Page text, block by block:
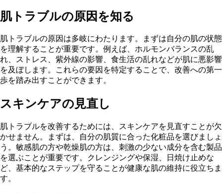
肌トラブルの原因を知る
肌トラブルの原因は多岐にわたります。まずは自分の肌の状態
を理解することが重要です。例えば、ホルモンバランスの乱
れ、ストレス、紫外線の影響、食生活の乱れなどが肌に悪影響
を及ぼします。これらの要因を特定することで、改善への第一
歩を踏み出すことができます。
スキンケアの見直し
肌トラブルを改善するためには、スキンケアを見直すことが欠
かせません。まずは、自分の肌質に合った化粧品を選びましょ
う。敏感肌の方や乾燥肌の方は、刺激の少ない成分を含む製品
を選ぶことが重要です。クレンジングや保湿、日焼け止めな
ど、基本的なステップを守ることが健康な肌の維持に役立ちま
す。